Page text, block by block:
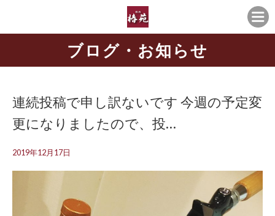
ブログ・お知らせ
連続投稿で申し訳ないです 今週の予定変
更になりましたので、投…
2019年12月17日